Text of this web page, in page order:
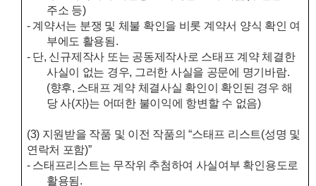
주소 등)
- 계약서는 분쟁 및 체불 확인을 비롯 계약서 양식 확인 여
부에도 활용됨.
- 단, 신규제작사 또는 공동제작사로 스태프 계약 체결한
사실이 없는 경우, 그러한 사실을 공문에 명기바람.
(향후, 스태프 계약 체결사실 확인이 확인된 경우 해
당 사(자)는 어떠한 불이익에 항변할 수 없음)
(3) 지원받을 작품 및 이전 작품의“스태프 리스트(성명 및
연락처 포함)”
- 스태프리스트는 무작위 추첨하여 사실여부 확인용도로
활용됨.